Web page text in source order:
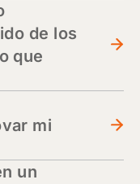
de los
que
mi
un